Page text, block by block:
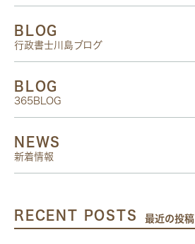
BLOG
行政書士川島ブログ
BLOG
365BLOG
NEWS
新着情報
RECENT POSTS 最近の投稿